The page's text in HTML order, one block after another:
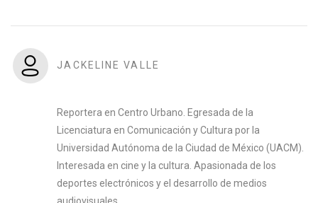
JACKELINE VALLE
Reportera en Centro Urbano. Egresada de la
Licenciatura en Comunicación y Cultura por la
Universidad Autónoma de la Ciudad de México (UACM).
Interesada en cine y la cultura. Apasionada de los
deportes electrónicos y el desarrollo de medios
audiovisuales.